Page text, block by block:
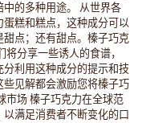
的多种用途。 从世界各
糕和糕点，这种成分可以
点；还有甜点。榛子巧克
分享一些诱人的食谱，
利用这种成分的提示和技
见解都会激励您将榛子巧
市场 榛子巧克力在全球范
满足消费者不断变化的口